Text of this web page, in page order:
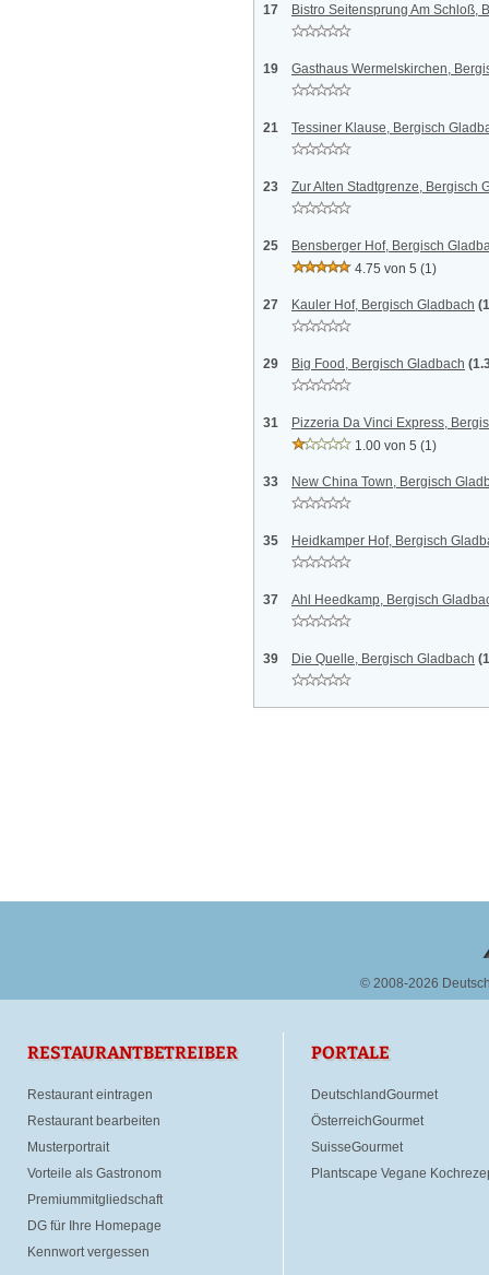
17 Bistro Seitensprung Am Schloß,
19 Gasthaus Wermelskirchen,
21 Tessiner Klause, Bergisch
23 Zur Alten Stadtgrenze, Bergisch
25
Bensberger Hof, Bergisch
4.75 von 5 (1)
27 Kauler Hof, Bergisch Gladbach
29 Big Food, Bergisch Gladbach
31
Pizzeria Da Vinci Express,
1.00 von 5 (1)
33 New China Town, Bergisch
35 Heidkamper Hof, Bergisch
37 Ahl Heedkamp, Bergisch
39 Die Quelle, Bergisch Gladbach
© 2008-2026
RESTAURANTBETREIBER
Restaurant eintragen
Restaurant bearbeiten
Musterportrait
Vorteile als Gastronom
Premiummitgliedschaft
DG für Ihre Homepage
Kennwort vergessen
PORTALE
DeutschlandGourmet
ÖsterreichGourmet
SuisseGourmet
Plantscape Vegane